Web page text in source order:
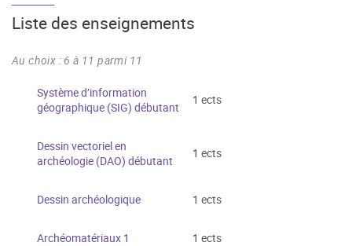
Liste des enseignements
Au choix : 6 à 11 parmi 11
Système d’information
géographique (SIG) débutant
1 ects
Dessin vectoriel en
archéologie (DAO) débutant
1 ects
Dessin archéologique 1 ects
Archéomatériaux 1 1 ects